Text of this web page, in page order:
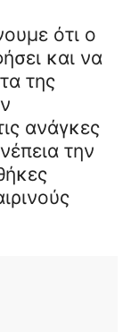
ότι ο
και να
της
ανάγκες
την